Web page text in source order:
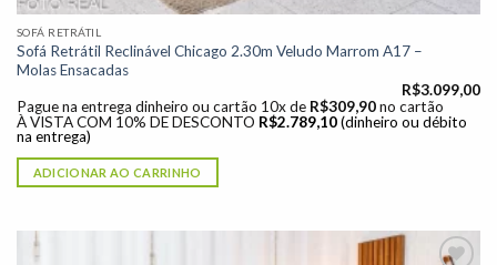
SOFÁ RETRÁTIL
Sofá Retrátil Reclinável Chicago 2.30m Veludo Marrom A17 –
Molas Ensacadas
R$3.099,00
Pague na entrega dinheiro ou cartão 10x de R$309,90 no cartão
À VISTA COM 10% DE DESCONTO R$2.789,10 (dinheiro ou débito
na entrega)
ADICIONAR AO CARRINHO